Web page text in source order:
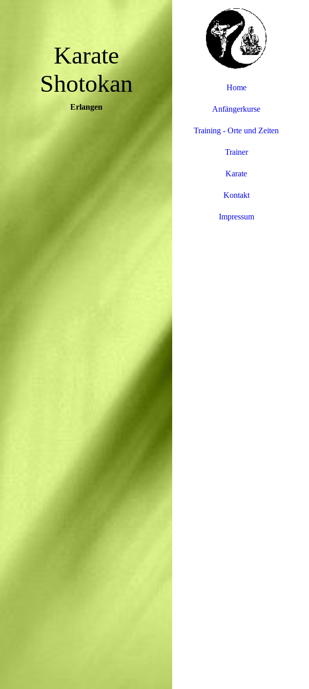
Karate
Shotokan
Erlangen
Home
Anfängerkurse
Training - Orte und Zeiten
Trainer
Karate
Kontakt
Impressum